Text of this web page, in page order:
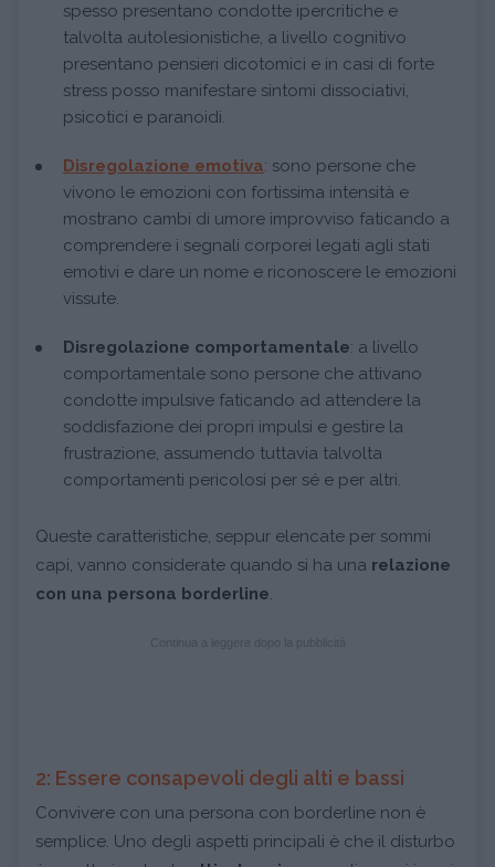
spesso presentano condotte ipercritiche e
talvolta autolesionistiche, a livello cognitivo
presentano pensieri dicotomici e in casi di forte
stress posso manifestare sintomi dissociativi,
psicotici e paranoidi.
Disregolazione emotiva: sono persone che
vivono le emozioni con fortissima intensità e
mostrano cambi di umore improvviso faticando a
comprendere i segnali corporei legati agli stati
emotivi e dare un nome e riconoscere le emozioni
vissute.
Disregolazione comportamentale: a livello
comportamentale sono persone che attivano
condotte impulsive faticando ad attendere la
soddisfazione dei propri impulsi e gestire la
frustrazione, assumendo tuttavia talvolta
comportamenti pericolosi per sé e per altri.
Queste caratteristiche, seppur elencate per sommi
capi, vanno considerate quando si ha una relazione
con una persona borderline.
2: Essere consapevoli degli alti e bassi
Convivere con una persona con borderline non è
semplice. Uno degli aspetti principali è che il disturbo